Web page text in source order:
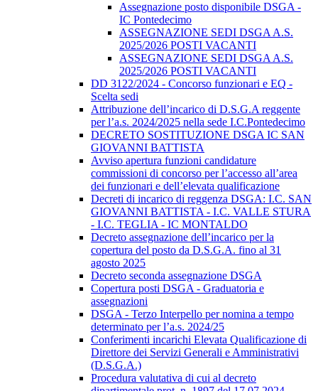
Assegnazione posto disponibile DSGA -
IC Pontedecimo
ASSEGNAZIONE SEDI DSGA A.S.
2025/2026 POSTI VACANTI
ASSEGNAZIONE SEDI DSGA A.S.
2025/2026 POSTI VACANTI
DD 3122/2024 - Concorso funzionari e EQ -
Scelta sedi
Attribuzione dell’incarico di D.S.G.A reggente
per l’a.s. 2024/2025 nella sede I.C.Pontedecimo
DECRETO SOSTITUZIONE DSGA IC SAN
GIOVANNI BATTISTA
Avviso apertura funzioni candidature
commissioni di concorso per l’accesso all’area
dei funzionari e dell’elevata qualificazione
Decreti di incarico di reggenza DSGA: I.C. SAN
GIOVANNI BATTISTA - I.C. VALLE STURA
- I.C. TEGLIA - IC MONTALDO
Decreto assegnazione dell’incarico per la
copertura del posto da D.S.G.A. fino al 31
agosto 2025
Decreto seconda assegnazione DSGA
Copertura posti DSGA - Graduatoria e
assegnazioni
DSGA - Terzo Interpello per nomina a tempo
determinato per l’a.s. 2024/25
Conferimenti incarichi Elevata Qualificazione di
Direttore dei Servizi Generali e Amministrativi
(D.S.G.A.)
Procedura valutativa di cui al decreto